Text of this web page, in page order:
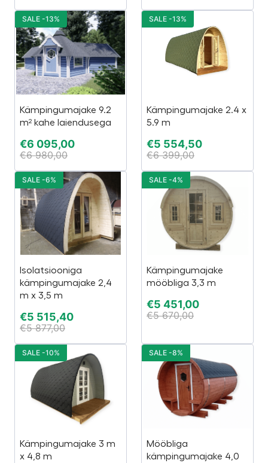
Kämpingumajake 9.2
m² kahe laiendusega
€6 095,00
€6 980,00
SALE -13%
Kämpingumajake 2.4 x
5.9 m
€5 554,50
€6 399,00
SALE -13%
Isolatsiooniga
kämpingumajake 2,4
m x 3,5 m
€5 515,40
€5 877,00
SALE -6%
Kämpingumajake
mööbliga 3,3 m
€5 451,00
€5 670,00
SALE -4%
Kämpingumajake 3 m
x 4,8 m
SALE -10%
Mööbliga
kämpingumajake 4,0
SALE -8%